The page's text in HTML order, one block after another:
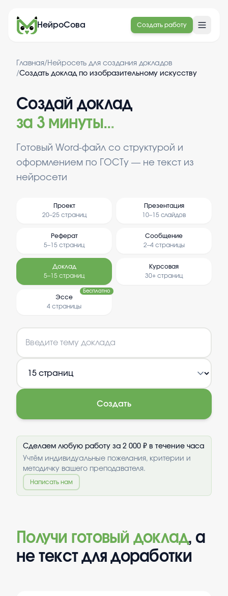
НейроСова Создать работу
Главная/ Нейросеть для создания докладов
/Создать доклад по изобразительному искусству
Создай доклад
за 3 минуты...
Готовый Word-файл со структурой и
оформлением по ГОСТу — не текст из
нейросети
Проект
20–25 страниц
Презентация
10–15 слайдов
Реферат
5–15 страниц
Сообщение
2–4 страницы
Доклад
5–15 страниц
Курсовая
30+ страниц
Эссе
4 страницы
Бесплатно
Создать
Сделаем любую работу за 2 000 ₽ в течение часа
Учтём индивидуальные пожелания, критерии и
методичку вашего преподавателя.
Написать нам
Получи готовый доклад, а
не текст для доработки